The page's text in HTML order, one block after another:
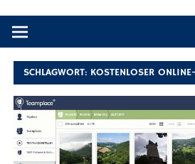
Produkttests und
SCHLAGWORT: KOSTENLOSER